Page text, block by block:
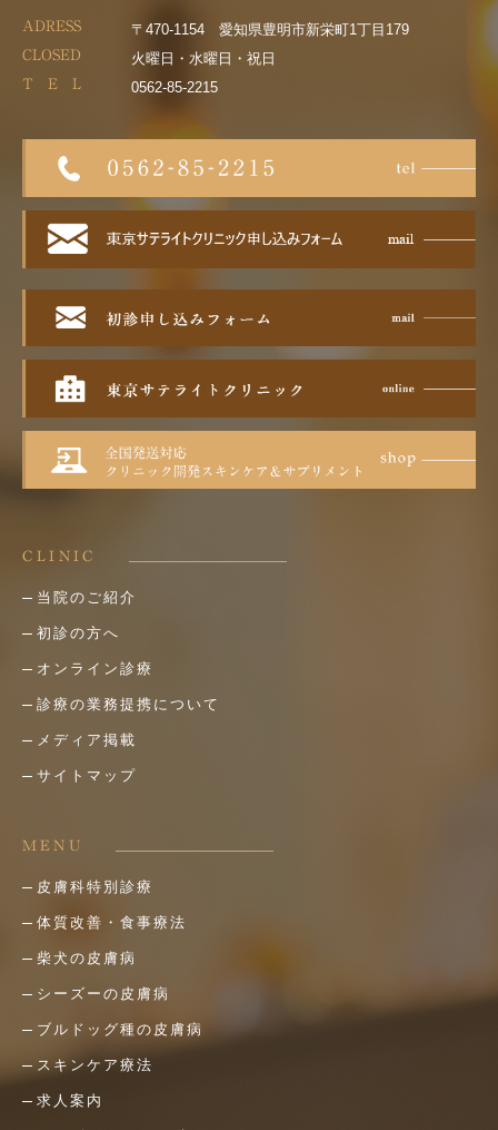
ADRESS 〒470-1154 愛知県豊明市新栄町1丁目179
CLOSED 火曜日・水曜日・祝日
T E L 0562-85-2215
CLINIC
当院のご紹介
初診の方へ
オンライン診療
診療の業務提携について
メディア掲載
サイトマップ
MENU
皮膚科特別診療
体質改善・食事療法
柴犬の皮膚病
シーズーの皮膚病
ブルドッグ種の皮膚病
スキンケア療法
求人案内